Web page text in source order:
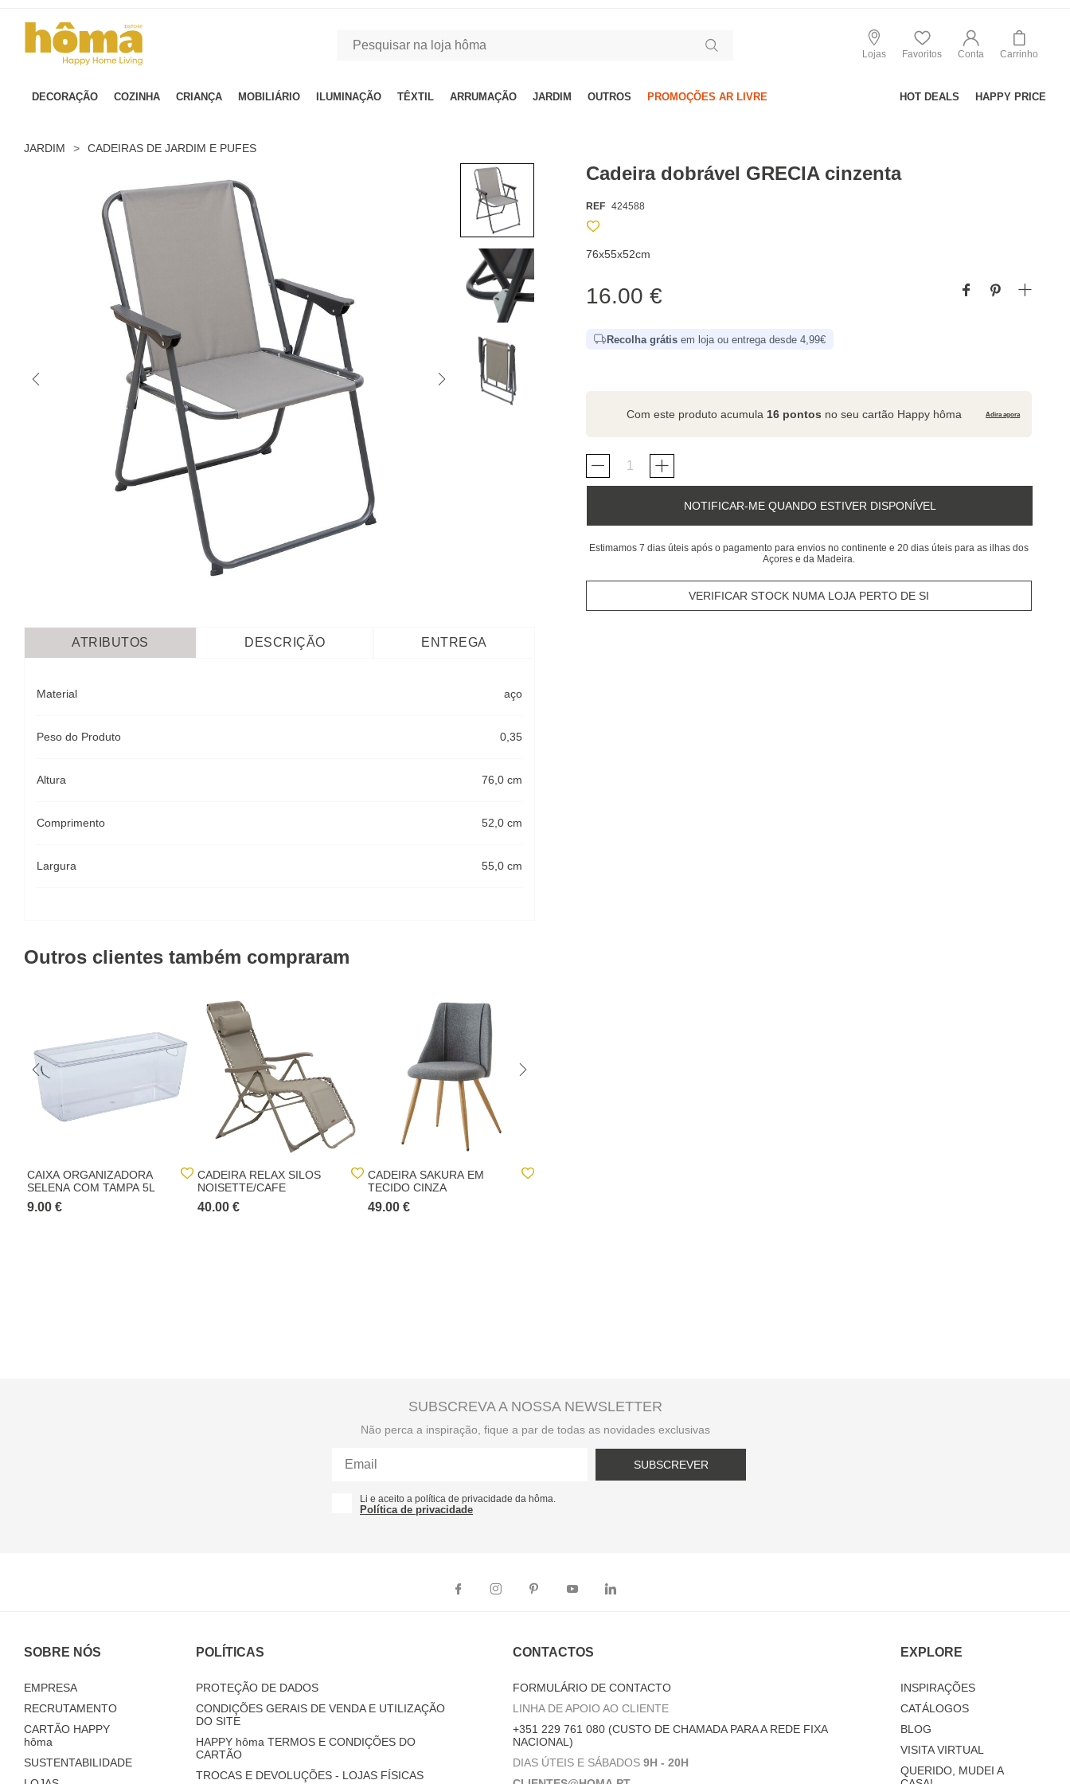
Lojas Favoritos Conta Carrinho
DECORAÇÃO COZINHA CRIANÇA MOBILIÁRIO ILUMINAÇÃO TÊXTIL ARRUMAÇÃO JARDIM OUTROS PROMOÇÕES AR LIVRE HOT DEALS HAPPY PRICE
JARDIM > CADEIRAS DE JARDIM E PUFES
Cadeira dobrável GRECIA cinzenta
REF 424588
76x55x52cm
16.00 €
Recolha grátis em loja ou entrega desde 4,99€
Com este produto acumula 16 pontos no seu cartão Happy hôma Adira agora
NOTIFICAR-ME QUANDO ESTIVER DISPONÍVEL
Estimamos 7 dias úteis após o pagamento para envios no continente e 20 dias úteis para as ilhas dos
Açores e da Madeira.
VERIFICAR STOCK NUMA LOJA PERTO DE SI
ATRIBUTOS DESCRIÇÃO ENTREGA
Material aço
Peso do Produto 0,35
Altura 76,0 cm
Comprimento 52,0 cm
Largura 55,0 cm
Outros clientes também compraram
CAIXA ORGANIZADORA
SELENA COM TAMPA 5L
9.00 €
CADEIRA RELAX SILOS
NOISETTE/CAFE
40.00 €
CADEIRA SAKURA EM
TECIDO CINZA
49.00 €
SUBSCREVA A NOSSA NEWSLETTER
Não perca a inspiração, fique a par de todas as novidades exclusivas
SUBSCREVER
Li e aceito a política de privacidade da hôma.
Política de privacidade
SOBRE NÓS
EMPRESA
RECRUTAMENTO
CARTÃO HAPPY
hôma
SUSTENTABILIDADE
POLÍTICAS
PROTEÇÃO DE DADOS
CONDIÇÕES GERAIS DE VENDA E UTILIZAÇÃO
DO SITE
HAPPY hôma TERMOS E CONDIÇÕES DO
CARTÃO
TROCAS E DEVOLUÇÕES - LOJAS FÍSICAS
CONTACTOS
FORMULÁRIO DE CONTACTO
LINHA DE APOIO AO CLIENTE
+351 229 761 080 (CUSTO DE CHAMADA PARA A REDE FIXA
NACIONAL)
DIAS ÚTEIS E SÁBADOS 9H - 20H
EXPLORE
INSPIRAÇÕES
CATÁLOGOS
BLOG
VISITA VIRTUAL
QUERIDO, MUDEI A